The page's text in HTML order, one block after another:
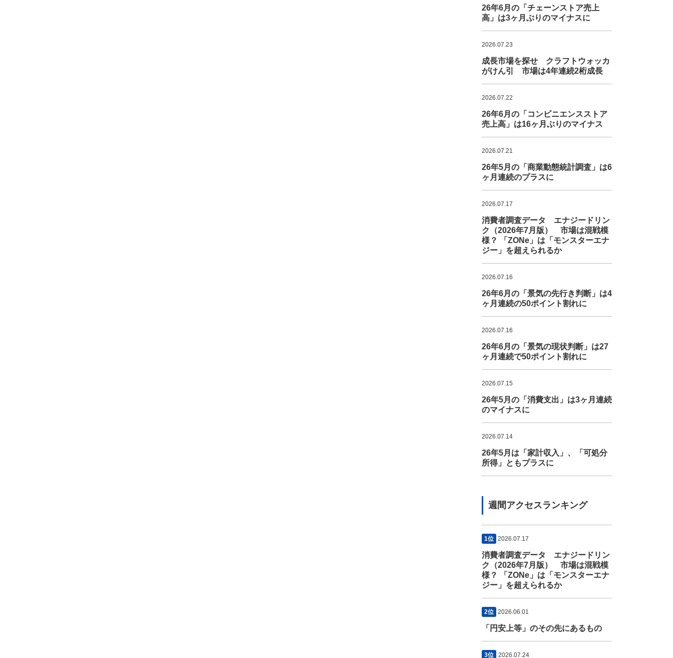
26年6月の「チェーンストア売上
高」は3ヶ月ぶりのマイナスに
2026.07.23
成長市場を探せ クラフトウォッカ
がけん引 市場は4年連続2桁成長
2026.07.22
26年6月の「コンビニエンスストア
売上高」は16ヶ月ぶりのマイナス
2026.07.21
26年5月の「商業動態統計調査」は6
ヶ月連続のプラスに
2026.07.17
消費者調査データ エナジードリン
ク（2026年7月版） 市場は混戦模
様？ 「ZONe」は「モンスターエナ
ジー」を超えられるか
2026.07.16
26年6月の「景気の先行き判断」は4
ヶ月連続の50ポイント割れに
2026.07.16
26年6月の「景気の現状判断」は27
ヶ月連続で50ポイント割れに
2026.07.15
26年5月の「消費支出」は3ヶ月連続
のマイナスに
2026.07.14
26年5月は「家計収入」、「可処分
所得」ともプラスに
週間アクセスランキング
1位 2026.07.17
消費者調査データ エナジードリン
ク（2026年7月版） 市場は混戦模
様？ 「ZONe」は「モンスターエナ
ジー」を超えられるか
2位 2026.06.01
「円安上等」のその先にあるもの
3位 2026.07.24